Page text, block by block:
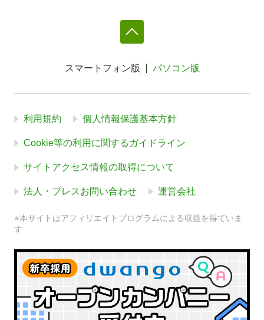
スマートフォン版 パソコン版
利用規約 個人情報保護基本方針
Cookie等の利用に関するガイドライン
サイトアクセス情報の取得について
法人・プレスお問い合わせ 運営会社
※本サイトはアフィリエイトプログラムによる収益を得ていま
す